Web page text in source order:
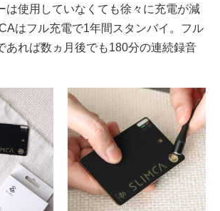
使用していなくても徐々に充電が減
はフル充電で1年間スタンバイ。フル
あれば数ヵ月後でも180分の連続録音